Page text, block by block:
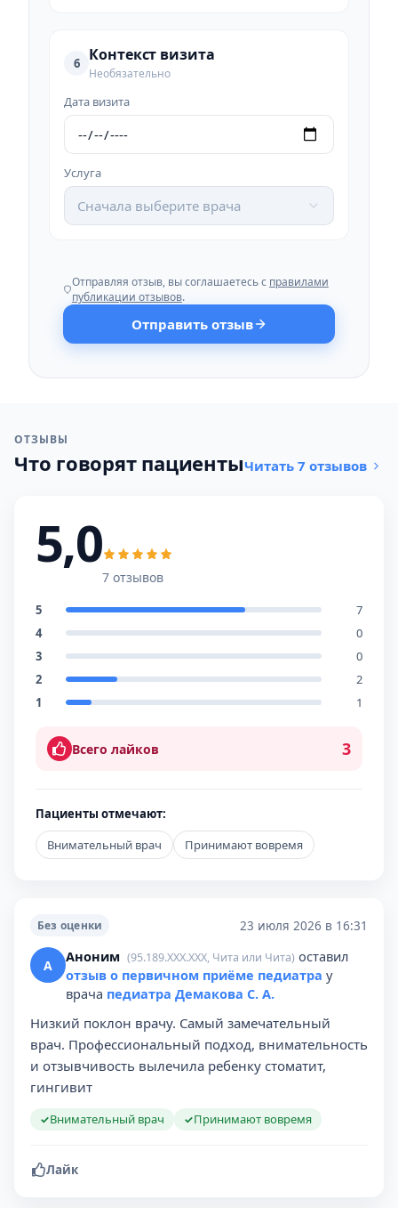
6 Контекст визита
Необязательно
Дата визита
Услуга
Сначала выберите врача
Отправляя отзыв, вы соглашаетесь с правилами
публикации отзывов.
Отправить отзыв
ОТЗЫВЫ
Что говорят пациентыЧитать 7 отзывов
5,0
7 отзывов
5
7
4
0
3
0
2
2
1
1
Всего лайков 3
Пациенты отмечают:
Внимательный врач
Принимают вовремя
Без оценки 23 июля 2026 в 16:31
А Аноним (95.189.XXX.XXX, Чита или Чита) оставил
отзыв о первичном приёме педиатра у
врача педиатра Демакова С. А.
Низкий поклон врачу. Самый замечательный
врач. Профессиональный подход, внимательность
и отзывчивость вылечила ребенку стоматит,
гингивит
✓Внимательный врач ✓Принимают вовремя
Лайк